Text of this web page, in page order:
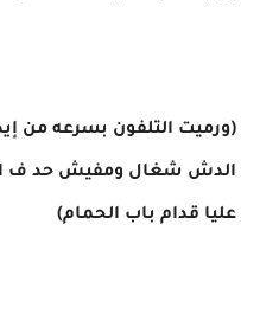
(ورميت التلفون بسرعه من
الدش شغال ومفيش حد ف
عليا قدام باب الحمام)